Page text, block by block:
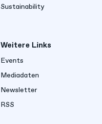
Sustainability
Weitere Links
Events
Mediadaten
Newsletter
RSS